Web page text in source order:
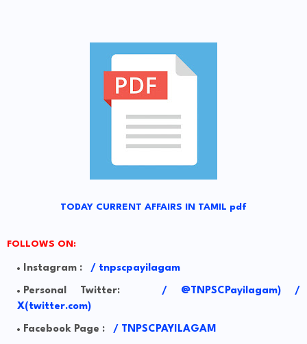
TODAY CURRENT AFFAIRS IN TAMIL pdf
FOLLOWS ON:
Instagram : / tnpscpayilagam
Personal Twitter: / @TNPSCPayilagam) /
X(twitter.com)
Facebook Page : / TNPSCPAYILAGAM